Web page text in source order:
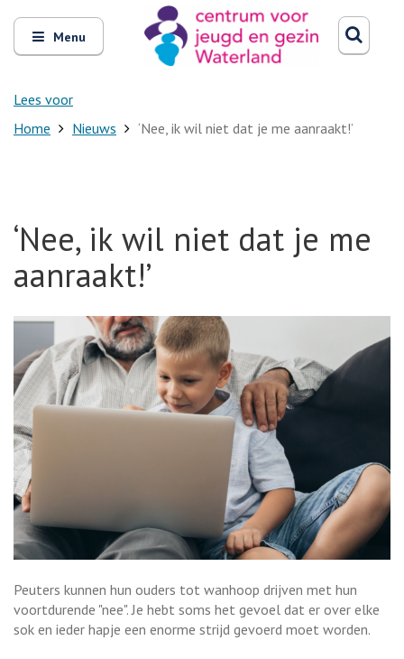
Open
en
sluit
Menu
Lees voor
Zoeken
Home Nieuws ‘Nee, ik wil niet dat je me aanraakt!’
‘Nee, ik wil niet dat je me
aanraakt!’
Peuters kunnen hun ouders tot wanhoop drijven met hun
voortdurende "nee". Je hebt soms het gevoel dat er over elke
sok en ieder hapje een enorme strijd gevoerd moet worden.